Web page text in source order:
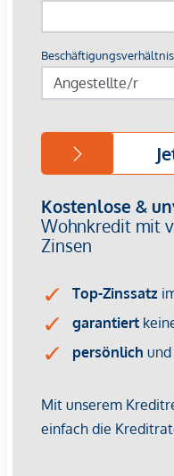
*Der Vertrag kommt
Vertragsabschluss
gegenüber dem
geltend zu machen. Wir
gemachten Angaben
unverbindliche